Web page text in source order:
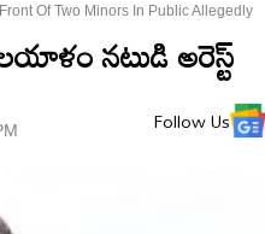
Of Two Minors In Public Allegedly
న‌టుడి అరెస్ట్
Follow Us